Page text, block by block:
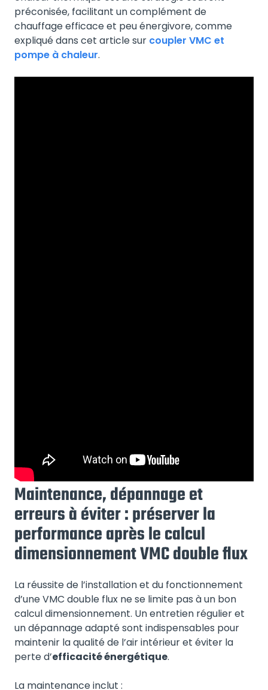
préconisée, facilitant un complément de
chauffage efficace et peu énergivore, comme
expliqué dans cet article sur coupler VMC et
pompe à chaleur.
Maintenance, dépannage et
erreurs à éviter : préserver la
performance après le calcul
dimensionnement VMC double flux
La réussite de l’installation et du fonctionnement
d’une VMC double flux ne se limite pas à un bon
calcul dimensionnement. Un entretien régulier et
un dépannage adapté sont indispensables pour
maintenir la qualité de l’air intérieur et éviter la
perte d’efficacité énergétique.
La maintenance inclut :